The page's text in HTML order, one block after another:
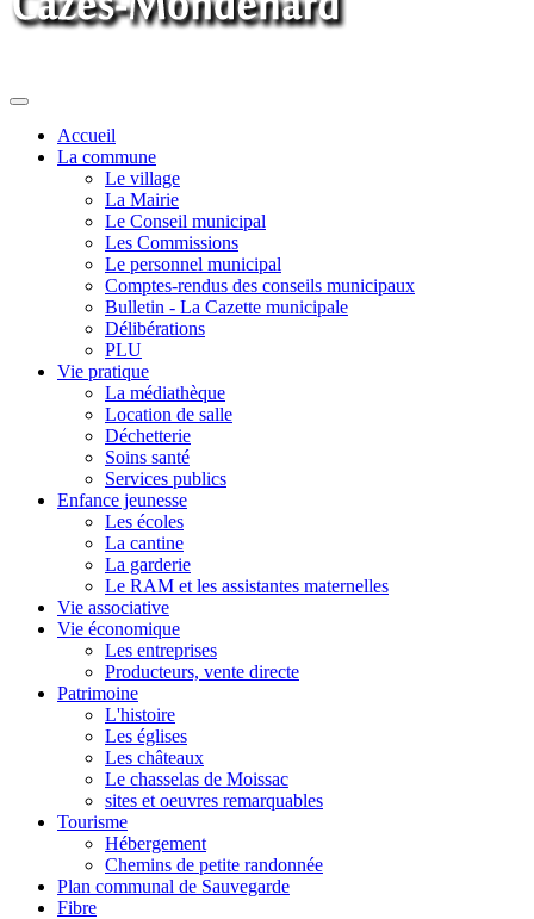
Toggle
navigationAccueil
La commune
Le village
La Mairie
Le Conseil municipal
Les Commissions
Le personnel municipal
Comptes-rendus des conseils municipaux
Bulletin - La Cazette municipale
Délibérations
PLU
Vie pratique
La médiathèque
Location de salle
Déchetterie
Soins santé
Services publics
Enfance jeunesse
Les écoles
La cantine
La garderie
Le RAM et les assistantes maternelles
Vie associative
Vie économique
Les entreprises
Producteurs, vente directe
Patrimoine
L'histoire
Les églises
Les châteaux
Le chasselas de Moissac
sites et oeuvres remarquables
Tourisme
Hébergement
Chemins de petite randonnée
Plan communal de Sauvegarde
Fibre